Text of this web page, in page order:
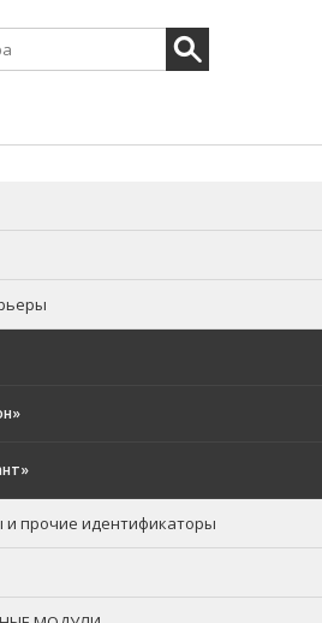
и прочие идентификаторы